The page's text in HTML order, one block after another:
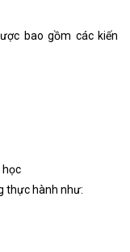
bao gồm các kiến
học
thực hành như: